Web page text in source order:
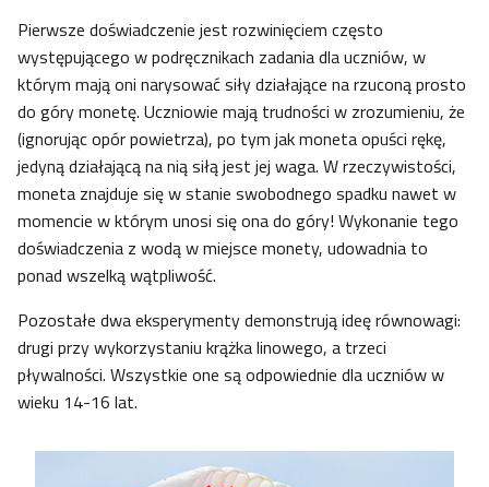
Pierwsze doświadczenie jest rozwinięciem często
występującego w podręcznikach zadania dla uczniów, w
którym mają oni narysować siły działające na rzuconą prosto
do góry monetę. Uczniowie mają trudności w zrozumieniu, że
(ignorując opór powietrza), po tym jak moneta opuści rękę,
jedyną działającą na nią siłą jest jej waga. W rzeczywistości,
moneta znajduje się w stanie swobodnego spadku nawet w
momencie w którym unosi się ona do góry! Wykonanie tego
doświadczenia z wodą w miejsce monety, udowadnia to
ponad wszelką wątpliwość.
Pozostałe dwa eksperymenty demonstrują ideę równowagi:
drugi przy wykorzystaniu krążka linowego, a trzeci
pływalności. Wszystkie one są odpowiednie dla uczniów w
wieku 14-16 lat.